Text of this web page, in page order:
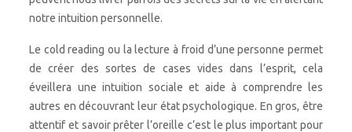
notre intuition personnelle.
Le cold reading ou la lecture à froid d’une personne permet
de créer des sortes de cases vides dans l’esprit, cela
éveillera une intuition sociale et aide à comprendre les
autres en découvrant leur état psychologique. En gros, être
attentif et savoir prêter l’oreille c’est le plus important pour